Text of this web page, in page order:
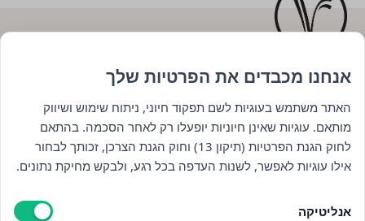
השארו מעודכנים : )
אנחנו מכבדים את הפרטיות שלך
האתר משתמש בעוגיות לשם תפקוד חיוני, ניתוח שימוש ושיווק
מותאם. עוגיות שאינן חיוניות יופעלו רק לאחר הסכמה. בהתאם
לחוק הגנת הפרטיות (תיקון 13) וחוק הגנת הצרכן, זכותך לבחור
אילו עוגיות לאפשר, לשנות העדפה בכל רגע, ולבקש מחיקת נתונים.
אנליטיקה